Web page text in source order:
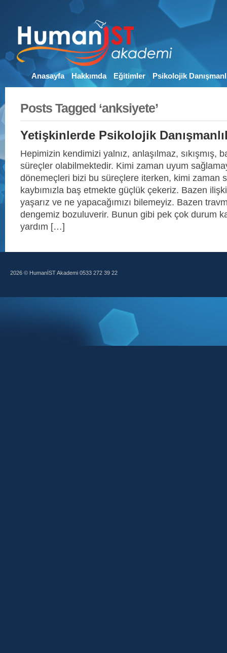
Anasayfa Hakkımda Eğitimler Psikolojik
Posts Tagged ‘anksiyete’
Yetişkinlerde Psikolojik
Hepimizin kendimizi yalnız, anlaşılmaz, sıkışmış,
süreçler olabilmektedir. Kimi zaman uyum
dönemeçleri bizi bu süreçlere iterken, kimi zaman
kaybımızla baş etmekte güçlük çekeriz. Bazen
yaşarız ve ne yapacağımızı bilemeyiz. Bazen
dengemiz bozuluverir. Bunun gibi pek çok durum
yardım […]
2026 © HumanİST Akademi 0533 272 39 22